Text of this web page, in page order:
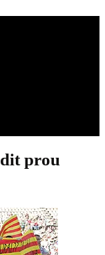
dit prou